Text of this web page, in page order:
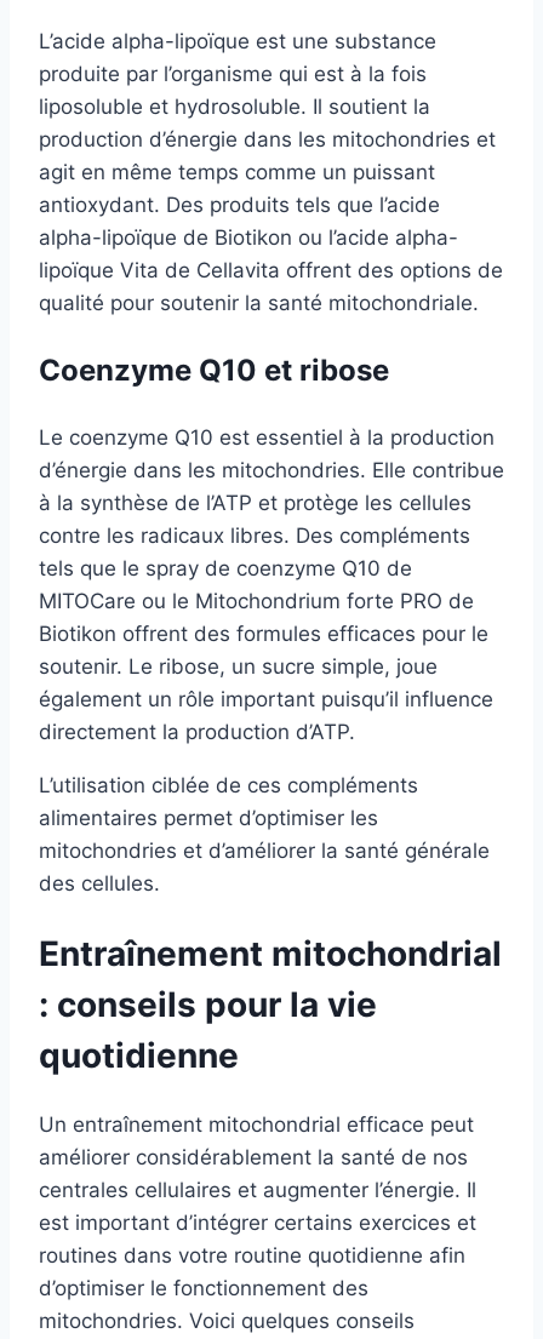
L’acide alpha-lipoïque est une substance
produite par l’organisme qui est à la fois
liposoluble et hydrosoluble. Il soutient la
production d’énergie dans les mitochondries et
agit en même temps comme un puissant
antioxydant. Des produits tels que l’acide
alpha-lipoïque de Biotikon ou l’acide alpha-
lipoïque Vita de Cellavita offrent des options de
qualité pour soutenir la santé mitochondriale.
Coenzyme Q10 et ribose
Le coenzyme Q10 est essentiel à la production
d’énergie dans les mitochondries. Elle contribue
à la synthèse de l’ATP et protège les cellules
contre les radicaux libres. Des compléments
tels que le spray de coenzyme Q10 de
MITOCare ou le Mitochondrium forte PRO de
Biotikon offrent des formules efficaces pour le
soutenir. Le ribose, un sucre simple, joue
également un rôle important puisqu’il influence
directement la production d’ATP.
L’utilisation ciblée de ces compléments
alimentaires permet d’optimiser les
mitochondries et d’améliorer la santé générale
des cellules.
Entraînement mitochondrial
: conseils pour la vie
quotidienne
Un entraînement mitochondrial efficace peut
améliorer considérablement la santé de nos
centrales cellulaires et augmenter l’énergie. Il
est important d’intégrer certains exercices et
routines dans votre routine quotidienne afin
d’optimiser le fonctionnement des
mitochondries. Voici quelques conseils